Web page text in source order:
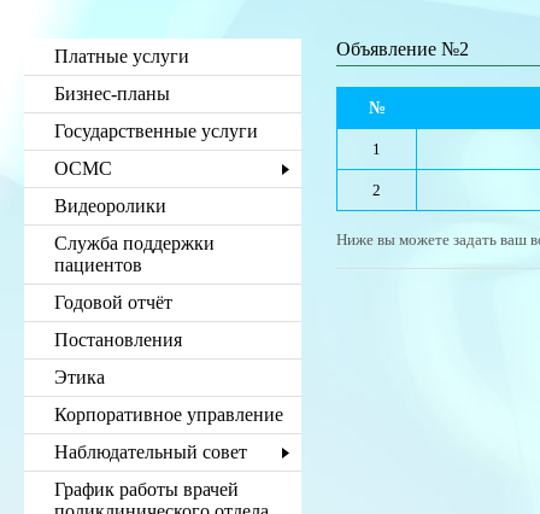
Платные услуги
Бизнес-планы
Государственные услуги
ОСМС
Видеоролики
Служба поддержки
пациентов
Годовой отчёт
Постановления
Этика
Корпоративное управление
Наблюдательный совет
График работы врачей
Объявление №2
№
1
2
Ниже вы можете задать ваш